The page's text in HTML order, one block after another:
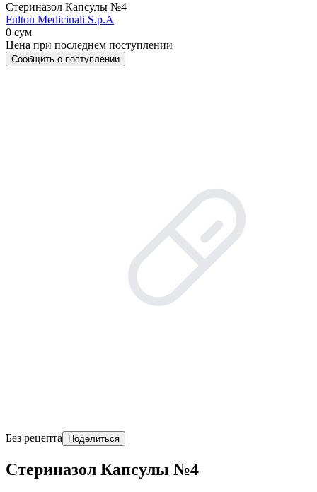
Стериназол Капсулы №4
Fulton Medicinali S.p.A
0 сум
Цена при последнем поступлении
Сообщить о поступлении
Без рецепта Поделиться
Стериназол Капсулы №4